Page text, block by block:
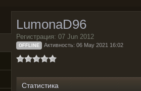
LumonaD96
Регистрация: 07 Jun 2012
OFFLINE Активность: 06 May 2021 16:02
Статистика